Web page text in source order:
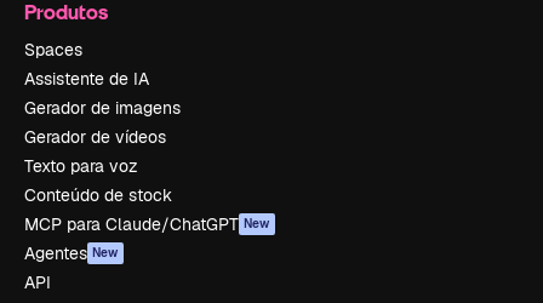
Produtos
Spaces
Assistente de IA
Gerador de imagens
Gerador de vídeos
Texto para voz
Conteúdo de stock
MCP para Claude/ChatGPT New
Agentes New
API